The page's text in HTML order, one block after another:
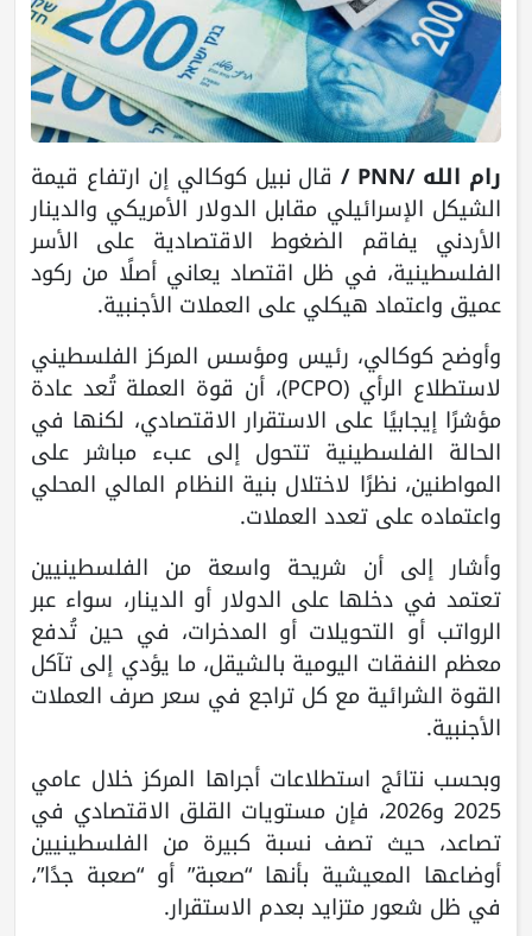
رام الله /PNN / قال نبيل كوكالي إن ارتفاع قيمة
الشيكل الإسرائيلي مقابل الدولار الأمريكي والدينار
الأردني يفاقم الضغوط الاقتصادية على الأسر
الفلسطينية، في ظل اقتصاد يعاني أصلًا من ركود
عميق واعتماد هيكلي على العملات الأجنبية.
وأوضح كوكالي، رئيس ومؤسس المركز الفلسطيني
لاستطلاع الرأي (PCPO)، أن قوة العملة تُعد عادة
مؤشرًا إيجابيًا على الاستقرار الاقتصادي، لكنها في
الحالة الفلسطينية تتحول إلى عبء مباشر على
المواطنين، نظرًا لاختلال بنية النظام المالي المحلي
واعتماده على تعدد العملات.
وأشار إلى أن شريحة واسعة من الفلسطينيين
تعتمد في دخلها على الدولار أو الدينار، سواء عبر
الرواتب أو التحويلات أو المدخرات، في حين تُدفع
معظم النفقات اليومية بالشيقل، ما يؤدي إلى تآكل
القوة الشرائية مع كل تراجع في سعر صرف العملات
الأجنبية.
وبحسب نتائج استطلاعات أجراها المركز خلال عامي
2025 و2026، فإن مستويات القلق الاقتصادي في
تصاعد، حيث تصف نسبة كبيرة من الفلسطينيين
أوضاعها المعيشية بأنها “صعبة” أو “صعبة جدًا”،
في ظل شعور متزايد بعدم الاستقرار.